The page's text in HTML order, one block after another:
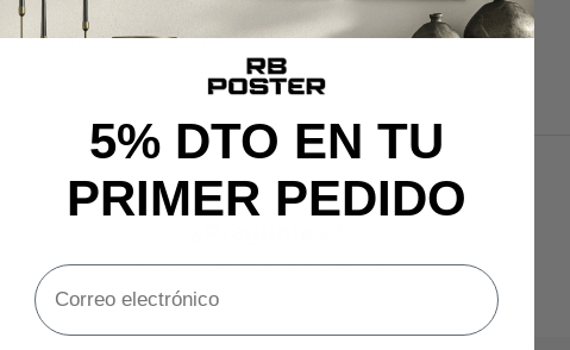
definición hasta el montaje final, ofreciendo una pieza con
calidad de museo y acabado excepcional.
Nosotros tenemos las respuestas.
5% DTO EN TU
PRIMER PEDIDO